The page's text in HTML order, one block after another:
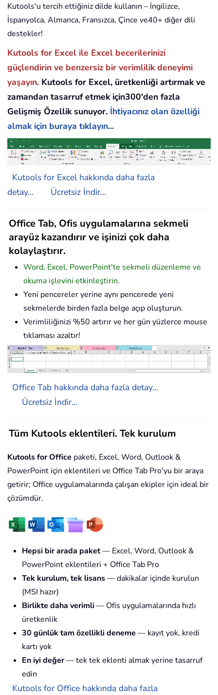
Kutools'u tercih ettiğiniz dilde kullanın – İngilizce,
İspanyolca, Almanca, Fransızca, Çince ve40+ diğer dili
destekler!
Kutools for Excel ile Excel becerilerinizi
güçlendirin ve benzersiz bir verimlilik deneyimi
yaşayın. Kutools for Excel, üretkenliği artırmak ve
zamandan tasarruf etmek için300'den fazla
Gelişmiş Özellik sunuyor. İhtiyacınız olan özelliği
almak için buraya tıklayın...
Kutools for Excel hakkında daha fazla
detay...
Ücretsiz İndir...
Office Tab, Ofis uygulamalarına sekmeli
arayüz kazandırır ve işinizi çok daha
kolaylaştırır.
Word, Excel, PowerPoint'te sekmeli düzenleme ve
okuma işlevini etkinleştirin.
Yeni pencereler yerine aynı pencerede yeni
sekmelerde birden fazla belge açıp oluşturun.
Verimliliğinizi %50 artırır ve her gün yüzlerce mouse
tıklaması azaltır!
Office Tab hakkında daha fazla detay...
Ücretsiz İndir...
Tüm Kutools eklentileri. Tek kurulum
Kutools for Office paketi, Excel, Word, Outlook &
PowerPoint için eklentileri ve Office Tab Pro'yu bir araya
getirir; Office uygulamalarında çalışan ekipler için ideal bir
çözümdür.
Hepsi bir arada paket— Excel, Word, Outlook &
PowerPoint eklentileri + Office Tab Pro
Tek kurulum, tek lisans— dakikalar içinde kurulun
(MSI hazır)
Birlikte daha verimli — Ofis uygulamalarında hızlı
üretkenlik
30 günlük tam özellikli deneme — kayıt yok, kredi
kartı yok
En iyi değer— tek tek eklenti almak yerine tasarruf
edin
Kutools for Office hakkında daha fazla